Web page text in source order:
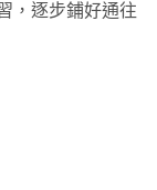
，逐步鋪好通往